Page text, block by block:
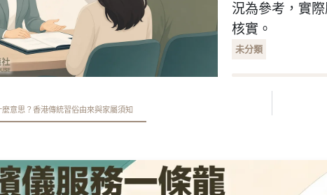
況為參考，實
核實。
未分類
意思？香港傳統習俗由來與家屬須知